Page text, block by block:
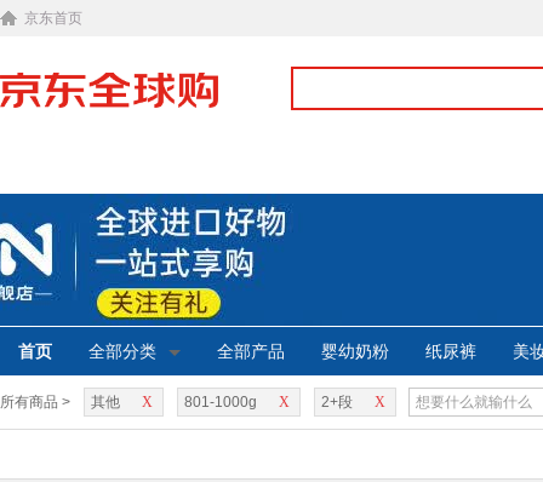
京东首页
首页 全部分类 全部产品 婴幼奶粉 纸尿裤 美
所有商品 > X
其他 X
801-1000g X
2+段